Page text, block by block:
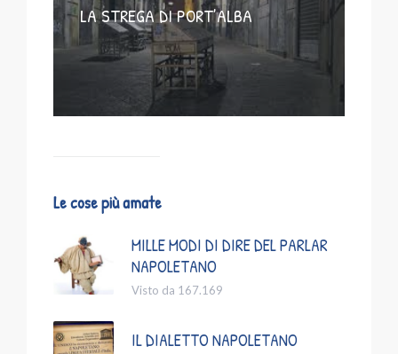
LA STREGA DI PORT’ALBA
Le cose più amate
MILLE MODI DI DIRE DEL PARLAR
NAPOLETANO
Visto da 167.169
IL DIALETTO NAPOLETANO